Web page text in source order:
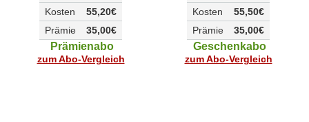
55,20€
Kosten
35,00€
Prämie
Prämienabo
zum Abo-Vergleich
55,50€
Kosten
35,00€
Prämie
Geschenkabo
zum Abo-Vergleich